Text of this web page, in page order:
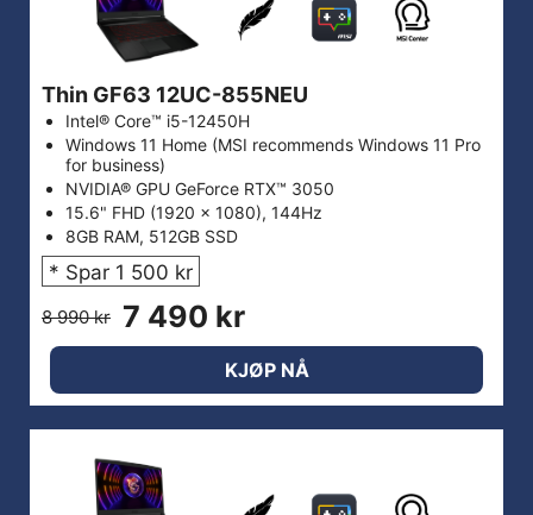
Thin GF63 12UC-855NEU
Intel® Core™ i5-12450H
Windows 11 Home (MSI recommends Windows 11 Pro
for business)
NVIDIA® GPU GeForce RTX™ 3050
15.6" FHD (1920 x 1080), 144Hz
8GB RAM, 512GB SSD
* Spar 1 500 kr
8 990 kr 7 490 kr
KJØP NÅ